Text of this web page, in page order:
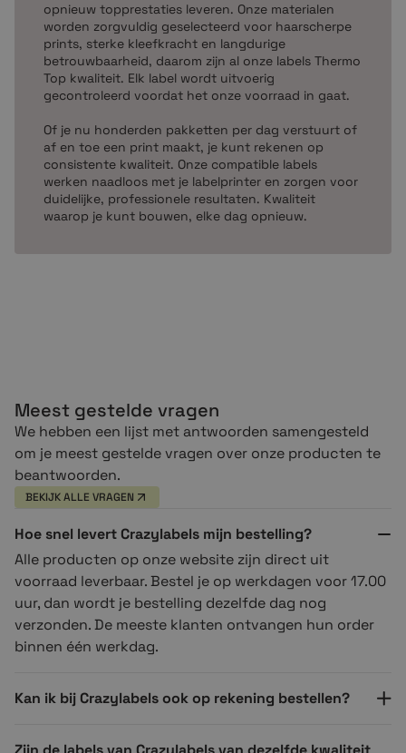
Mocht je vragen hebben, dan zijn wij telefonisch, per
e-mail of via de chat bereikbaar. Waar wacht je op? Sla
in die rollen!
opnieuw topprestaties leveren. Onze materialen
worden zorgvuldig geselecteerd voor haarscherpe
prints, sterke kleefkracht en langdurige
betrouwbaarheid, daarom zijn al onze labels Thermo
Top kwaliteit. Elk label wordt uitvoerig
gecontroleerd voordat het onze voorraad in gaat.
Of je nu honderden pakketten per dag verstuurt of
af en toe een print maakt, je kunt rekenen op
consistente kwaliteit. Onze compatible labels
werken naadloos met je labelprinter en zorgen voor
duidelijke, professionele resultaten. Kwaliteit
waarop je kunt bouwen, elke dag opnieuw.
Meest gestelde vragen
We hebben een lijst met antwoorden samengesteld
om je meest gestelde vragen over onze producten te
beantwoorden.
BEKIJK ALLE VRAGEN
Hoe snel levert Crazylabels mijn bestelling?
Alle producten op onze website zijn direct uit
voorraad leverbaar. Bestel je op werkdagen voor 17.00
uur, dan wordt je bestelling dezelfde dag nog
verzonden. De meeste klanten ontvangen hun order
binnen één werkdag.
Kan ik bij Crazylabels ook op rekening bestellen?